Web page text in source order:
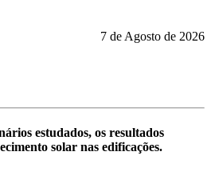
7 de Agosto de 2026
estudados, os resultados
solar nas edificações.